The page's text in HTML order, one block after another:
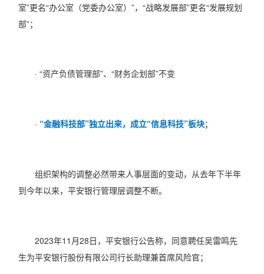
室”更名“办公室（党委办公室）”，“战略发展部”更名“发展规划
部”；
· “资产负债管理部”、“财务企划部”不变
· “金融科技部”独立出来，成立“信息科技”板块；
组织架构的调整必然带来人事层面的变动，从去年下半年
到今年以来，平安银行管理层调整不断。
2023年11月28日，平安银行公告称，同意聘任吴雷鸣先
生为平安银行股份有限公司行长助理兼首席风险官；